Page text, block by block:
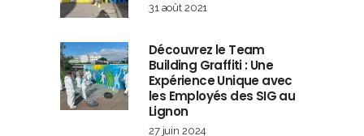
31 août 2021
Découvrez le Team
Building Graffiti : Une
Expérience Unique avec
les Employés des SIG au
Lignon
27 juin 2024